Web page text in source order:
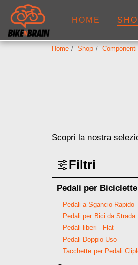
HOME
Home Shop
Scopri la nostra
Filtri
Pedali per Biciclette
Pedali a Sgancio Rapido
Pedali per Bici da Strada
Pedali liberi - Flat
Pedali Doppio Uso
Tacchette per Pedali